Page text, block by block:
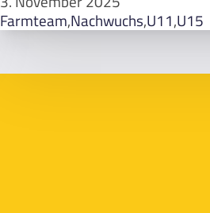
Farmteam,Nachwuchs,U11,U15